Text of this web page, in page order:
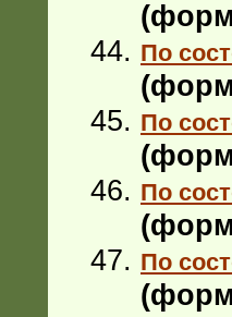
По
По
По
По